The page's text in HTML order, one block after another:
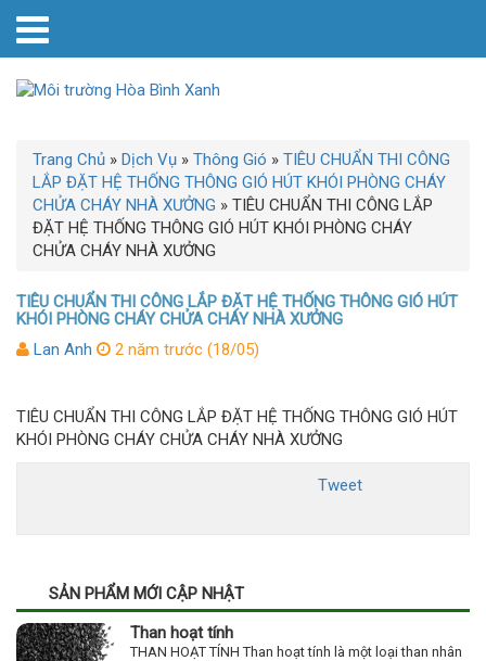
Trang Chủ » Dịch Vụ » Thông Gió » TIÊU CHUẨN THI CÔNG
LẮP ĐẶT HỆ THỐNG THÔNG GIÓ HÚT KHÓI PHÒNG CHÁY
CHỬA CHÁY NHÀ XƯỞNG » TIÊU CHUẨN THI CÔNG LẮP
ĐẶT HỆ THỐNG THÔNG GIÓ HÚT KHÓI PHÒNG CHÁY
CHỬA CHÁY NHÀ XƯỞNG
TIÊU CHUẨN THI CÔNG LẮP ĐẶT HỆ THỐNG THÔNG GIÓ HÚT
KHÓI PHÒNG CHÁY CHỬA CHÁY NHÀ XƯỞNG
Lan Anh
2 năm trước (18/05)
TIÊU CHUẨN THI CÔNG LẮP ĐẶT HỆ THỐNG THÔNG GIÓ HÚT
KHÓI PHÒNG CHÁY CHỬA CHÁY NHÀ XƯỞNG
Tweet
SẢN PHẨM MỚI CẬP NHẬT
Than hoạt tính
THAN HOẠT TÍNH Than hoạt tính là một loại than nhân